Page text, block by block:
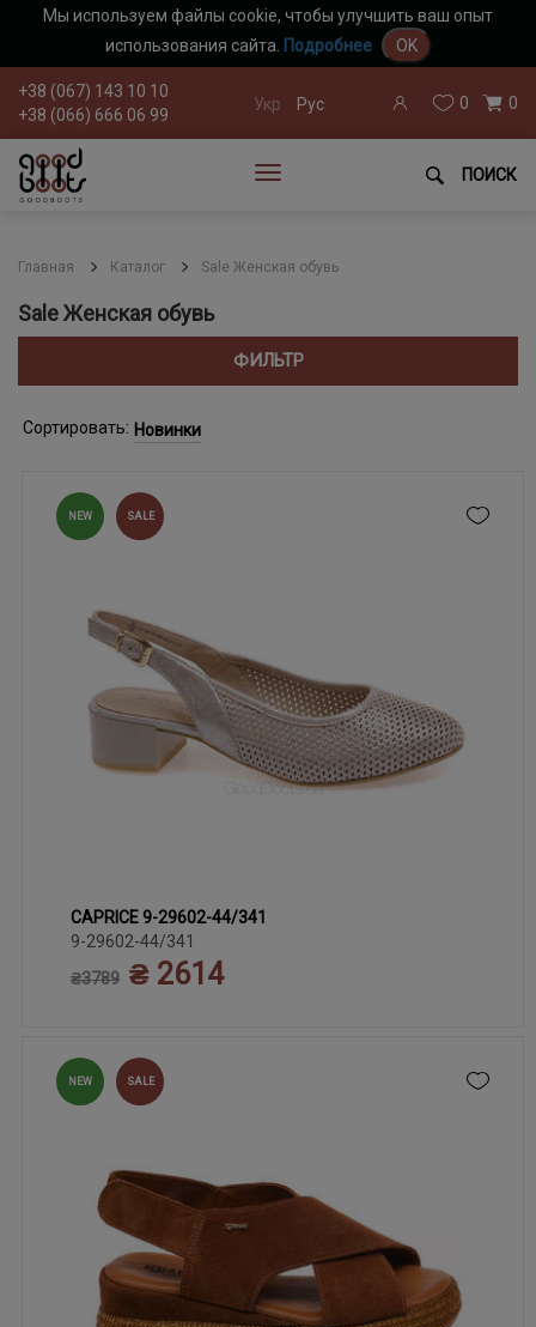
Мы используем файлы cookie, чтобы улучшить ваш опыт
использования сайта. Подробнее OK
+38 (067) 143 10 10
+38 (066) 666 06 99
Укр Рус 0 0
ПОИСК
Главная Каталог Sale Женская обувь
Sale Женская обувь
ФИЛЬТР
Сортировать: Новинки
NEW SALE
37.5 38 38.5 39 40
CAPRICE 9-29602-44/341
9-29602-44/341
₴3789 ₴ 2614
NEW SALE